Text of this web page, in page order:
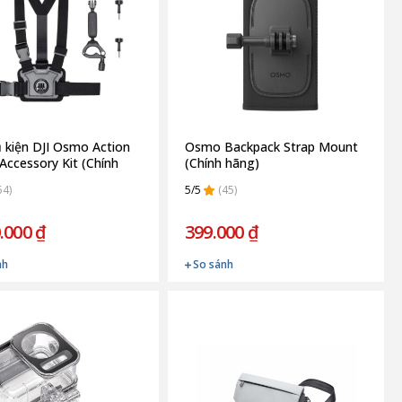
kiện DJI Osmo Action
Kit (Chính
₫
Osmo Backpack Strap Mount
(Chính hãng)
5/5 (45)
399.000 ₫
So sánh